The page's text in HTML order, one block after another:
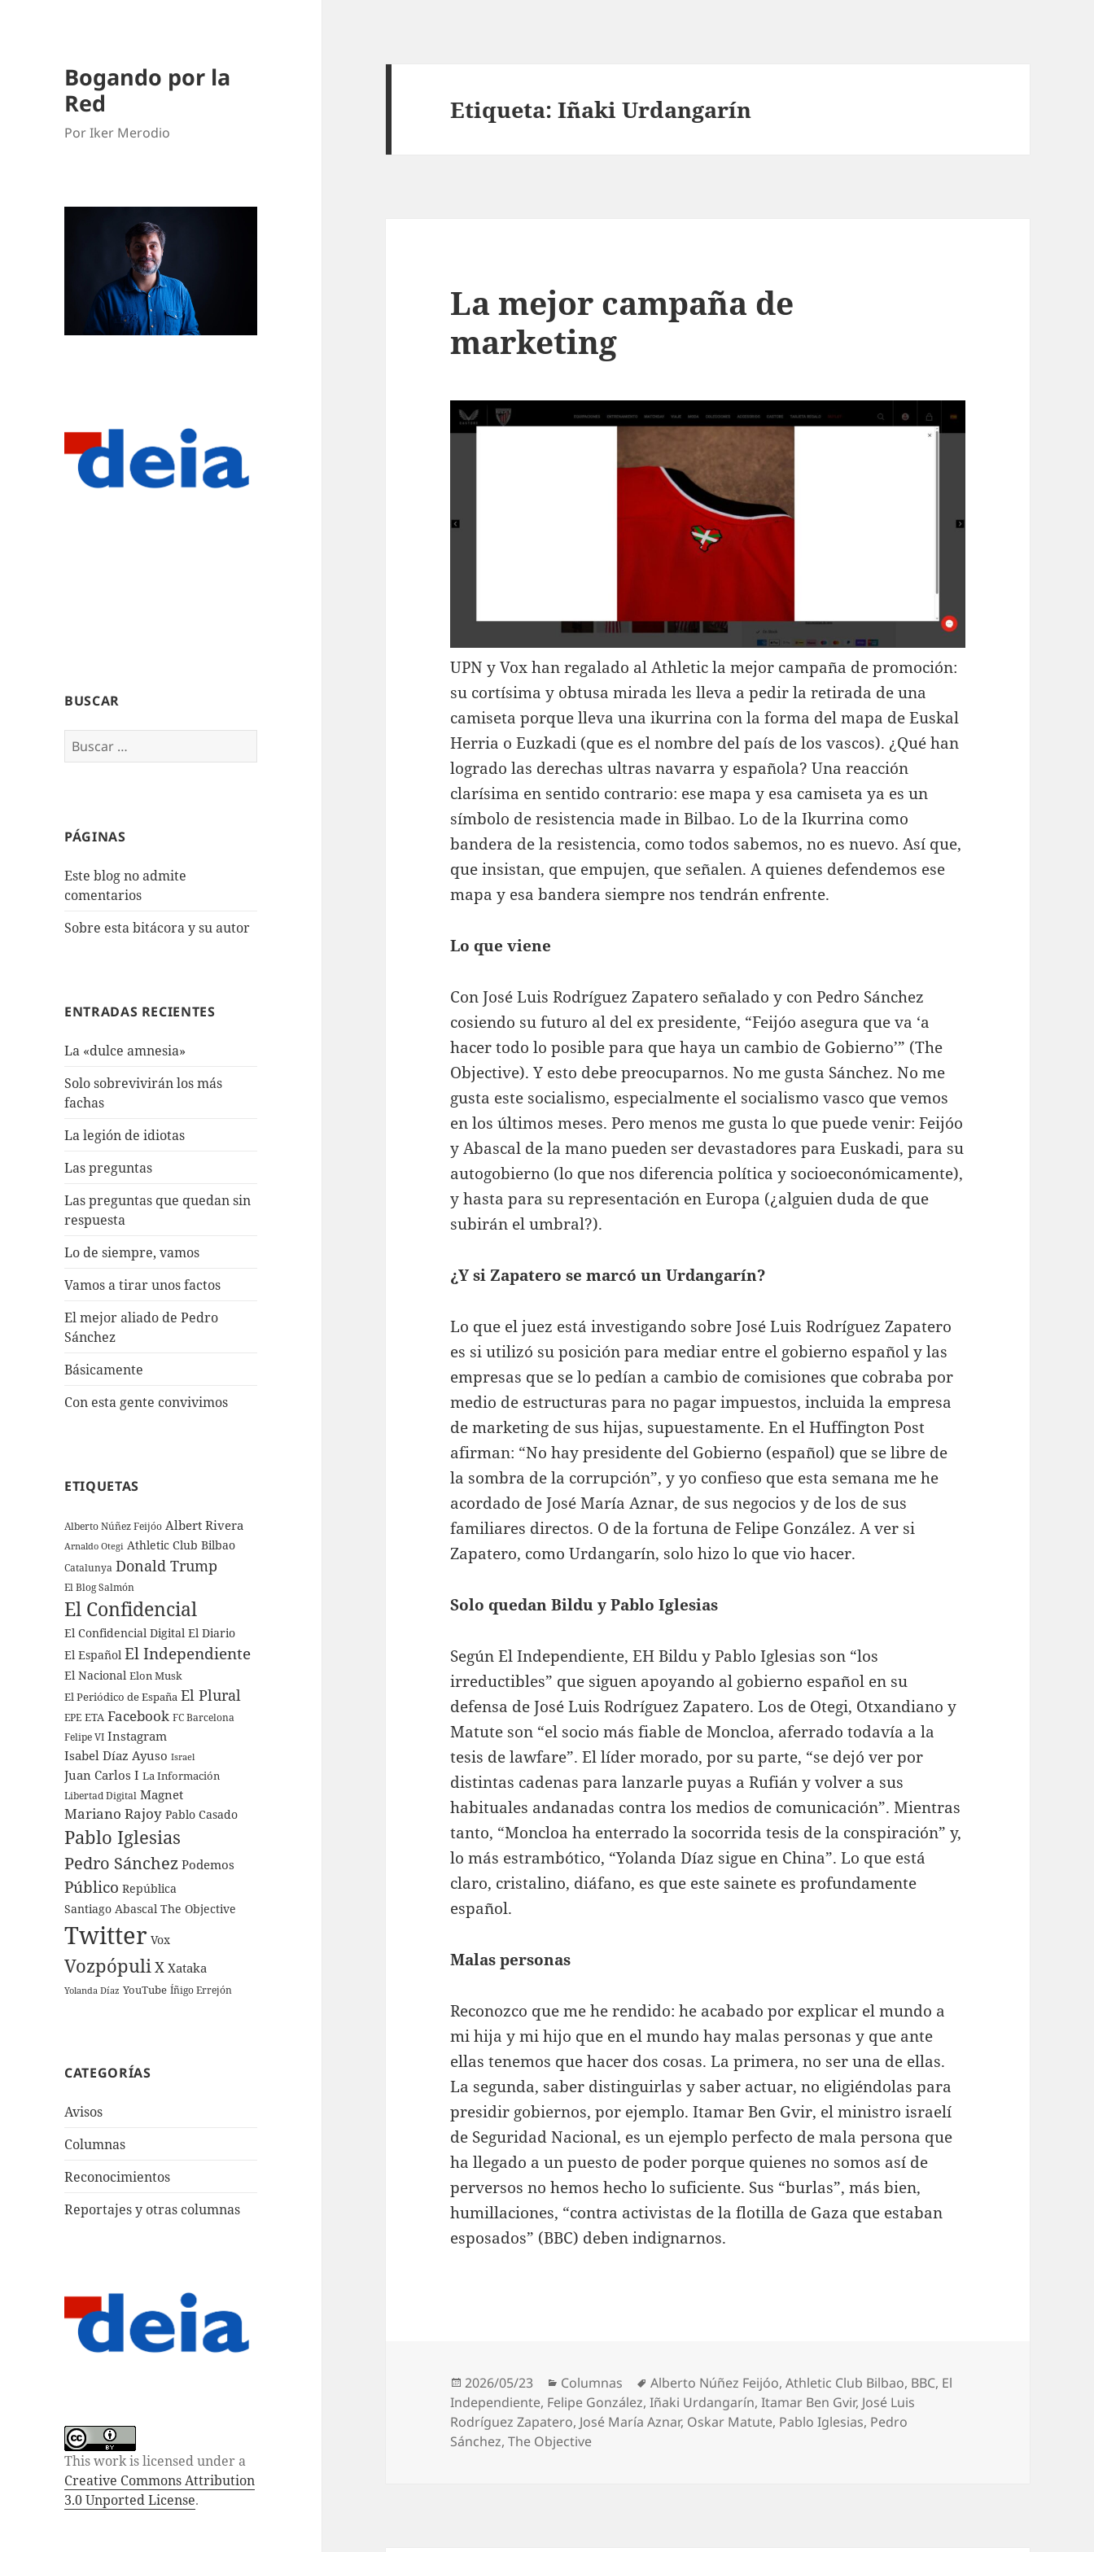
Bogando por la
Red
Por Iker Merodio
BUSCAR
Buscar:
PÁGINAS
Este blog no admite
comentarios
Sobre esta bitácora y su autor
ENTRADAS RECIENTES
La «dulce amnesia»
Solo sobrevivirán los más
fachas
La legión de idiotas
Las preguntas
Las preguntas que quedan sin
respuesta
Lo de siempre, vamos
Vamos a tirar unos factos
El mejor aliado de Pedro
Sánchez
Básicamente
Con esta gente convivimos
ETIQUETAS
Alberto Núñez Feijóo Albert Rivera
Arnaldo Otegi Athletic Club Bilbao
Catalunya Donald Trump
El Blog Salmón
El Confidencial
El Confidencial Digital El Diario
El Español El Independiente
El Nacional Elon Musk
El Periódico de España El Plural
EPE ETA Facebook FC Barcelona
Felipe VI Instagram
Isabel Díaz Ayuso Israel
Juan Carlos I La Información
Libertad Digital Magnet
Mariano Rajoy Pablo Casado
Pablo Iglesias
Pedro Sánchez Podemos
Público República
Santiago Abascal The Objective
Twitter Vox
Vozpópuli X Xataka
Yolanda Díaz YouTube Íñigo Errejón
CATEGORÍAS
Avisos
Columnas
Reconocimientos
Reportajes y otras columnas
This work is licensed under a
Creative Commons Attribution
3.0 Unported License.
Etiqueta:Iñaki Urdangarín
La mejor campaña de
marketing
UPN y Vox han regalado al Athletic la mejor campaña de promoción:
su cortísima y obtusa mirada les lleva a pedir la retirada de una
camiseta porque lleva una ikurrina con la forma del mapa de Euskal
Herria o Euzkadi (que es el nombre del país de los vascos). ¿Qué han
logrado las derechas ultras navarra y española? Una reacción
clarísima en sentido contrario: ese mapa y esa camiseta ya es un
símbolo de resistencia made in Bilbao. Lo de la Ikurrina como
bandera de la resistencia, como todos sabemos, no es nuevo. Así que,
que insistan, que empujen, que señalen. A quienes defendemos ese
mapa y esa bandera siempre nos tendrán enfrente.
Lo que viene
Con José Luis Rodríguez Zapatero señalado y con Pedro Sánchez
cosiendo su futuro al del ex presidente, “Feijóo asegura que va ‘a
hacer todo lo posible para que haya un cambio de Gobierno’” (The
Objective). Y esto debe preocuparnos. No me gusta Sánchez. No me
gusta este socialismo, especialmente el socialismo vasco que vemos
en los últimos meses. Pero menos me gusta lo que puede venir: Feijóo
y Abascal de la mano pueden ser devastadores para Euskadi, para su
autogobierno (lo que nos diferencia política y socioeconómicamente),
y hasta para su representación en Europa (¿alguien duda de que
subirán el umbral?).
¿Y si Zapatero se marcó un Urdangarín?
Lo que el juez está investigando sobre José Luis Rodríguez Zapatero
es si utilizó su posición para mediar entre el gobierno español y las
empresas que se lo pedían a cambio de comisiones que cobraba por
medio de estructuras para no pagar impuestos, incluida la empresa
de marketing de sus hijas, supuestamente. En el Huffington Post
afirman: “No hay presidente del Gobierno (español) que se libre de
la sombra de la corrupción”, y yo confieso que esta semana me he
acordado de José María Aznar, de sus negocios y de los de sus
familiares directos. O de la fortuna de Felipe González. A ver si
Zapatero, como Urdangarín, solo hizo lo que vio hacer.
Solo quedan Bildu y Pablo Iglesias
Según El Independiente, EH Bildu y Pablo Iglesias son “los
irreductibles” que siguen apoyando al gobierno español en su
defensa de José Luis Rodríguez Zapatero. Los de Otegi, Otxandiano y
Matute son “el socio más fiable de Moncloa, aferrado todavía a la
tesis de lawfare”. El líder morado, por su parte, “se dejó ver por
distintas cadenas para lanzarle puyas a Rufián y volver a sus
habituales andanadas contra los medios de comunicación”. Mientras
tanto, “Moncloa ha enterrado la socorrida tesis de la conspiración” y,
lo más estrambótico, “Yolanda Díaz sigue en China”. Lo que está
claro, cristalino, diáfano, es que este sainete es profundamente
español.
Malas personas
Reconozco que me he rendido: he acabado por explicar el mundo a
mi hija y mi hijo que en el mundo hay malas personas y que ante
ellas tenemos que hacer dos cosas. La primera, no ser una de ellas.
La segunda, saber distinguirlas y saber actuar, no eligiéndolas para
presidir gobiernos, por ejemplo. Itamar Ben Gvir, el ministro israelí
de Seguridad Nacional, es un ejemplo perfecto de mala persona que
ha llegado a un puesto de poder porque quienes no somos así de
perversos no hemos hecho lo suficiente. Sus “burlas”, más bien,
humillaciones, “contra activistas de la flotilla de Gaza que estaban
esposados” (BBC) deben indignarnos.
Publicado
el
2026/05/23 Categorías
Columnas Etiquetas
Alberto Núñez Feijóo,Athletic Club Bilbao, BBC, El
Independiente, Felipe González,Iñaki Urdangarín,Itamar Ben Gvir, José Luis
Rodríguez Zapatero, José María Aznar, Oskar Matute, Pablo Iglesias, Pedro
Sánchez,The Objective